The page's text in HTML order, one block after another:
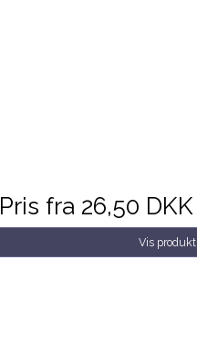
Pris fra 26,50 DKK
Vis produkt